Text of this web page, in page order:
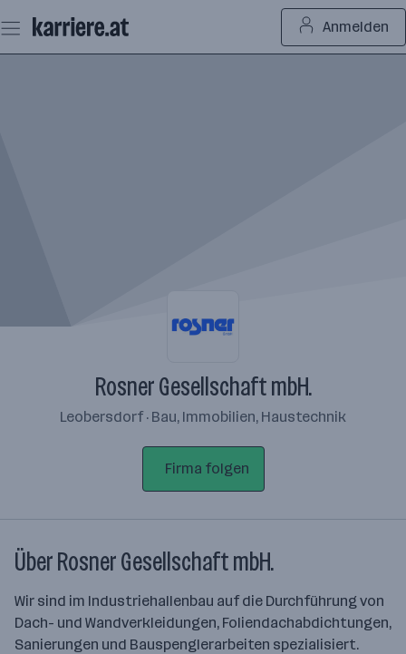
Seiteninhalt
springen
Anmelden
Rosner Gesellschaft mbH.
Leobersdorf · Bau, Immobilien, Haustechnik
Firma folgen
Über Rosner Gesellschaft mbH.
Wir sind im Industriehallenbau auf die Durchführung von
Dach- und Wandverkleidungen, Foliendachabdichtungen,
Sanierungen und Bauspenglerarbeiten spezialisiert.